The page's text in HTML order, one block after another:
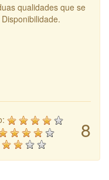
qualidades que se
8